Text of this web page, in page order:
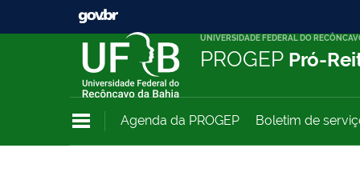
UNIVERSIDADE FEDERAL DO
PROGEP Pró-
Agenda da PROGEP Boletim de